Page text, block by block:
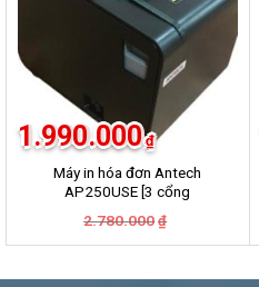
Máy in hóa đơn Antech
AP250USE [3 cổng
2.780.000 ₫
là:
1.990.000 ₫
tại
1.990.000₫.